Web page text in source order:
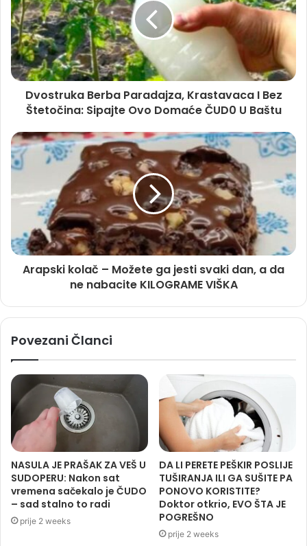
Dvostruka Berba Paradajza, Krastavaca I Bez
Štetočina: Sipajte Ovo Domaće ČUD0 U Baštu
Arapski kolač – Možete ga jesti svaki dan, a da
ne nabacite KILOGRAME VIŠKA
Povezani Članci
NASULA JE PRAŠAK ZA VEŠ U
SUDOPERU: Nakon sat
vremena sačekalo je ČUDO
– sad stalno to radi
prije 2 weeks
DA LI PERETE PEŠKIR POSLIJE
TUŠIRANJA ILI GA SUŠITE PA
PONOVO KORISTITE?
Doktor otkrio, EVO ŠTA JE
POGREŠNO
prije 2 weeks